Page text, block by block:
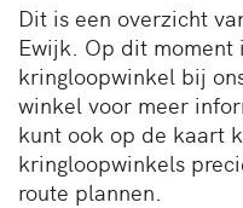
Dit is een overzicht
Ewijk. Op dit moment
kringloopwinkel bij
winkel voor meer
kunt ook op de kaart
kringloopwinkels
route plannen.